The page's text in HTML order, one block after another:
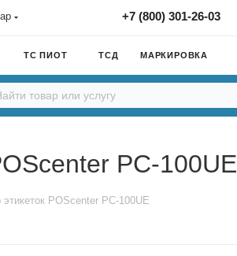
+7 (800) 301-26-03
ТС ПИОТ ТСД МАРКИРОВКА
PC-100UE
этикеток POScenter PC-100UE